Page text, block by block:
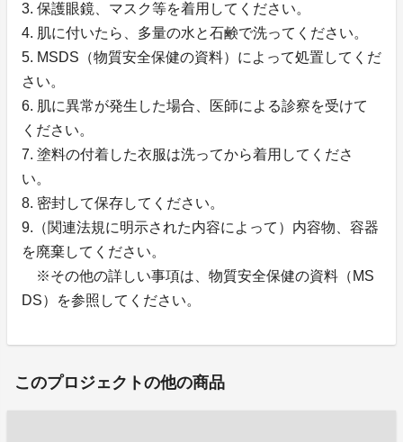
3. 保護眼鏡、マスク等を着用してください。
4. 肌に付いたら、多量の水と石鹸で洗ってください。
5. MSDS（物質安全保健の資料）によって処置してくだ
さい。
6. 肌に異常が発生した場合、医師による診察を受けて
ください。
7. 塗料の付着した衣服は洗ってから着用してくださ
い。
8. 密封して保存してください。
9.（関連法規に明示された内容によって）内容物、容器
を廃棄してください。
※その他の詳しい事項は、物質安全保健の資料（MS
DS）を参照してください。
このプロジェクトの他の商品